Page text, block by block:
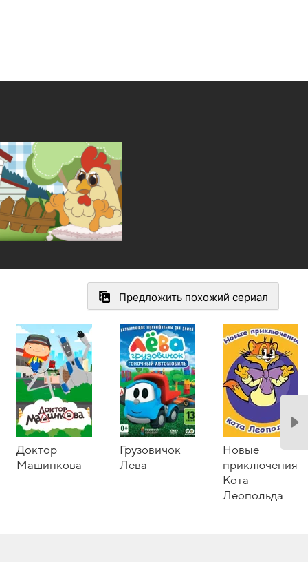
Предложить похожий сериал
Доктор
Машинкова
Грузовичок
Лева
Новые
приключения
Кота
Леопольда